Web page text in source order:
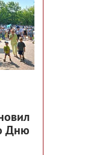
Дню